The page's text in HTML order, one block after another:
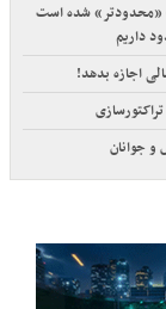
«محدودتر» شده است
داریم
اجازه بدهد!
و جوانان